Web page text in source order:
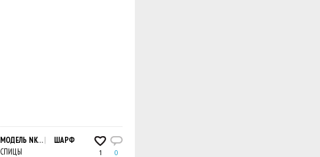
1 0
МОДЕЛЬ NK328. ШАРФ, СВЯЗАННЫЙ РЕЗИНКОЙ
ШАРФ
СПИЦЫ